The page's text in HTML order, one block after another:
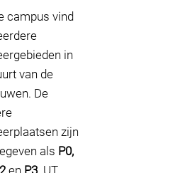
campus vind
in
van de
De
zijn
als P0,